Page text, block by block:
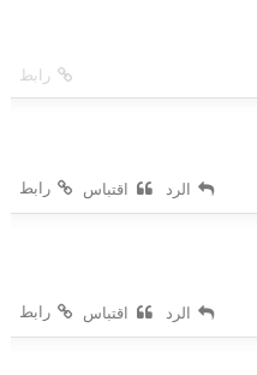
رابط
رابط
الرد اقتباس
رابط
الرد اقتباس